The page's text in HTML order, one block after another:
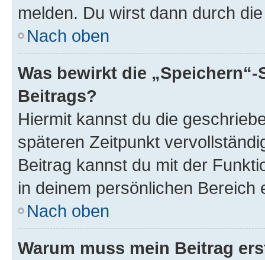
melden. Du wirst dann durch
Nach oben
Was bewirkt die
Beitrags?
Hiermit kannst du die
späteren Zeitpunkt
Beitrag kannst du mit der
in deinem persönlichen Bereich
Nach oben
Warum muss mein Beitrag